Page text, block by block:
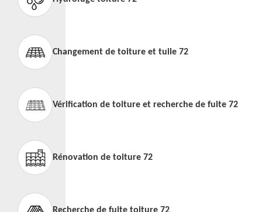
Changement de toiture et tuile 72
Vérification de toiture et recherche de fuite 72
Rénovation de toiture 72